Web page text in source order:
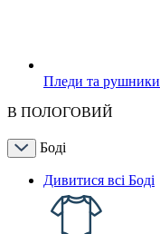
Пледи та рушники
В ПОЛОГОВИЙ
Боді
Дивитися всі Боді